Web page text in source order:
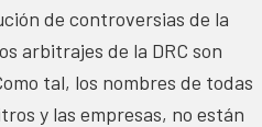
de controversias de la
arbitrajes de la DRC son
tal, los nombres de todas
y las empresas, no están